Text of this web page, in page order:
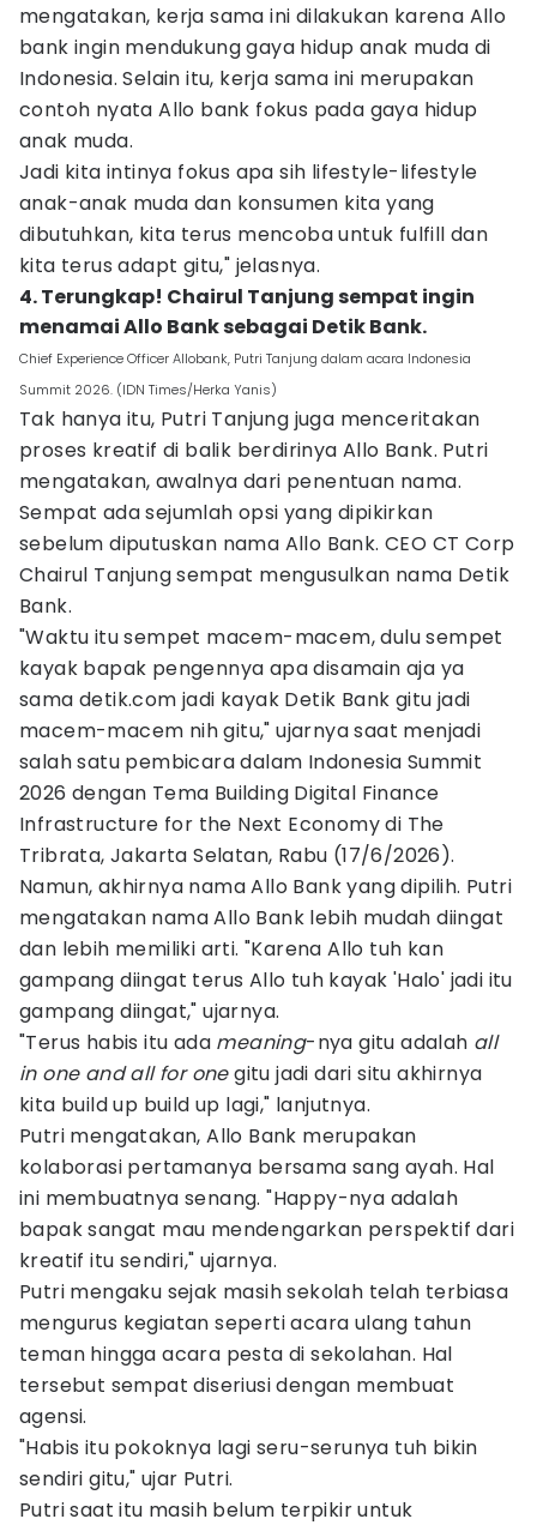
mengatakan, kerja sama ini dilakukan karena Allo
bank ingin mendukung gaya hidup anak muda di
Indonesia. Selain itu, kerja sama ini merupakan
contoh nyata Allo bank fokus pada gaya hidup
anak muda.
Jadi kita intinya fokus apa sih lifestyle-lifestyle
anak-anak muda dan konsumen kita yang
dibutuhkan, kita terus mencoba untuk fulfill dan
kita terus adapt gitu," jelasnya.
4. Terungkap! Chairul Tanjung sempat ingin
menamai Allo Bank sebagai Detik Bank.
Chief Experience Officer Allobank, Putri Tanjung dalam acara Indonesia
Summit 2026. (IDN Times/Herka Yanis)
Tak hanya itu, Putri Tanjung juga menceritakan
proses kreatif di balik berdirinya Allo Bank. Putri
mengatakan, awalnya dari penentuan nama.
Sempat ada sejumlah opsi yang dipikirkan
sebelum diputuskan nama Allo Bank. CEO CT Corp
Chairul Tanjung sempat mengusulkan nama Detik
Bank.
"Waktu itu sempet macem-macem, dulu sempet
kayak bapak pengennya apa disamain aja ya
sama detik.com jadi kayak Detik Bank gitu jadi
macem-macem nih gitu," ujarnya saat menjadi
salah satu pembicara dalam Indonesia Summit
2026 dengan Tema Building Digital Finance
Infrastructure for the Next Economy di The
Tribrata, Jakarta Selatan, Rabu (17/6/2026).
Namun, akhirnya nama Allo Bank yang dipilih. Putri
mengatakan nama Allo Bank lebih mudah diingat
dan lebih memiliki arti. "Karena Allo tuh kan
gampang diingat terus Allo tuh kayak 'Halo' jadi itu
gampang diingat," ujarnya.
"Terus habis itu ada meaning-nya gitu adalah all
in one and all for onegitu jadi dari situ akhirnya
kita build up build up lagi," lanjutnya.
Putri mengatakan, Allo Bank merupakan
kolaborasi pertamanya bersama sang ayah. Hal
ini membuatnya senang. "Happy-nya adalah
bapak sangat mau mendengarkan perspektif dari
kreatif itu sendiri," ujarnya.
Putri mengaku sejak masih sekolah telah terbiasa
mengurus kegiatan seperti acara ulang tahun
teman hingga acara pesta di sekolahan. Hal
tersebut sempat diseriusi dengan membuat
agensi.
"Habis itu pokoknya lagi seru-serunya tuh bikin
sendiri gitu," ujar Putri.
Putri saat itu masih belum terpikir untuk